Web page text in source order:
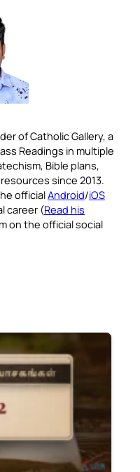
of Catholic Gallery, a
Readings in multiple
Bible plans,
since 2013.
officialAndroid/iOS
career (Read his
on the official social